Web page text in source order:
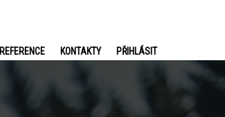
REFERENCE KONTAKTY PŘIHLÁSIT